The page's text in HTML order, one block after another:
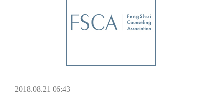
2018.08.21 06:43